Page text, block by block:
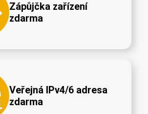
Zápůjčka zařízení
zdarma
Veřejná IPv4/6 adresa
zdarma